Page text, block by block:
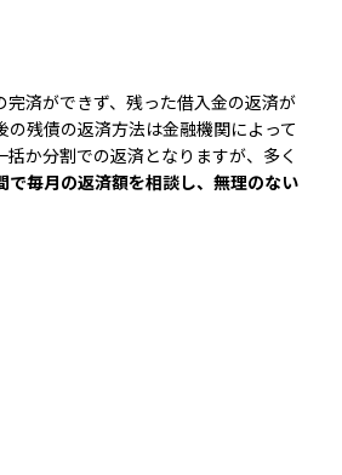
完済ができず、残った借入金の返済が
の残債の返済方法は金融機関によって
か分割での返済となりますが、多く
で毎月の返済額を相談し、無理のない